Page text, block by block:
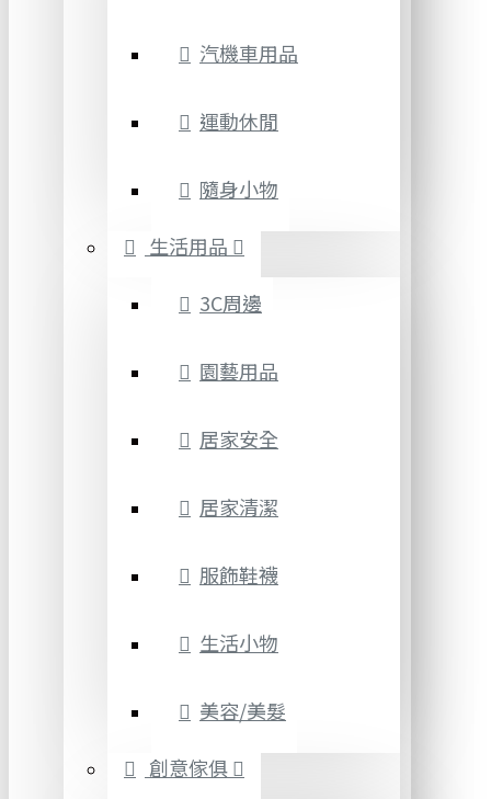
汽機車用品
運動休閒
隨身小物
生活用品
3C周邊
園藝用品
居家安全
居家清潔
服飾鞋襪
生活小物
美容/美髮
創意傢俱